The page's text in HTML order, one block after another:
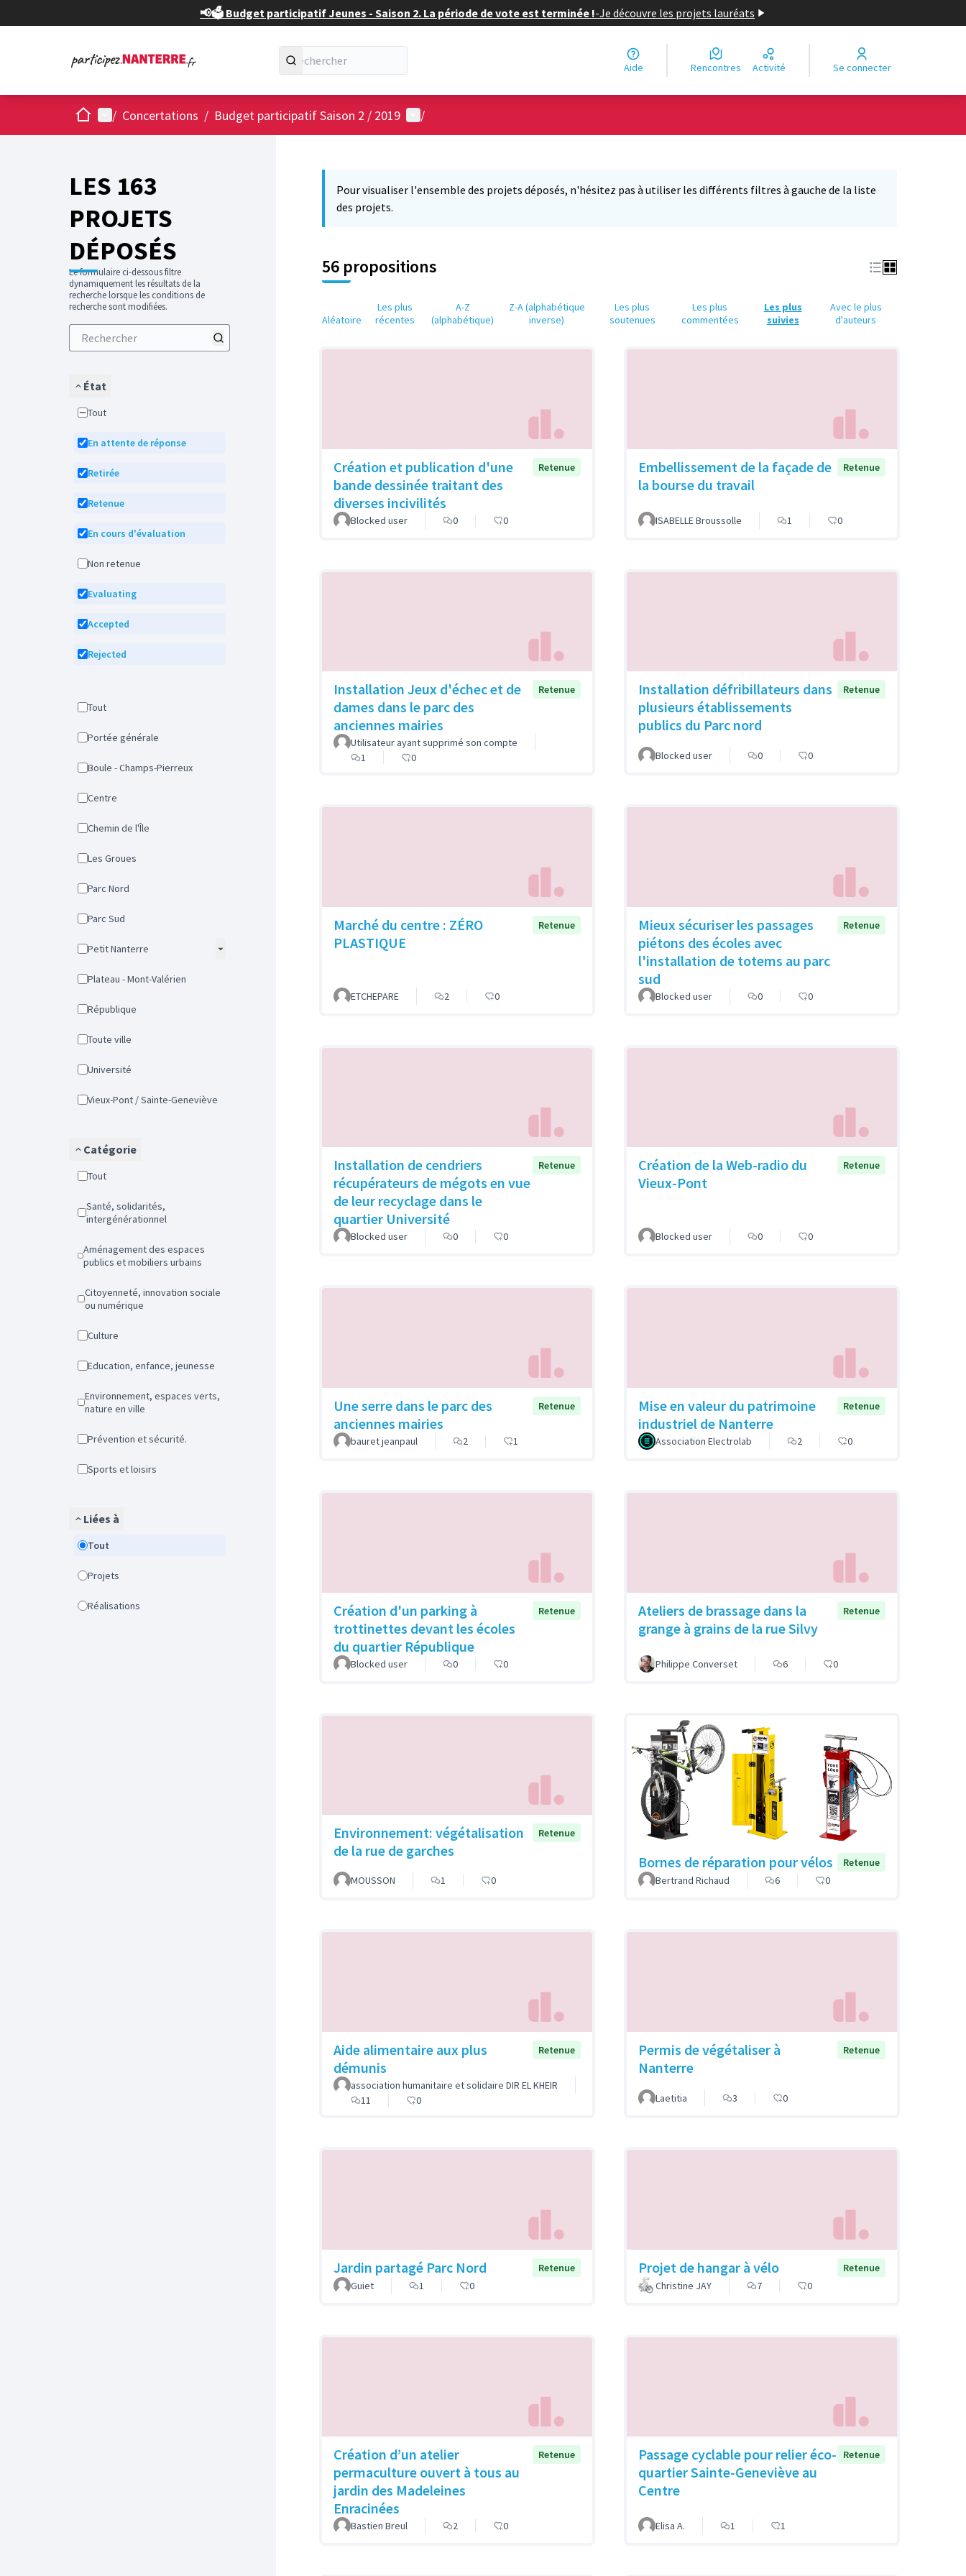
📢🗳️ Budget participatif Jeunes - Saison 2. La période de vote est terminée !-Je découvre les projets lauréats
Aide Rencontres Activité Se connecter
AccueilMenu principal
/ Concertations / Budget participatif Saison 2 / 2019 Menu utilisateur
/
LES 163
PROJETS
DÉPOSÉS
Le formulaire ci-dessous filtre
dynamiquement les résultats de la
recherche lorsque les conditions de
recherche sont modifiées.
État
Tout
En attente de réponse
Retirée
Retenue
En cours d'évaluation
Non retenue
Evaluating
Accepted
Rejected
Tout
Portée générale
Boule - Champs-Pierreux
Centre
Chemin de l'Île
Les Groues
Parc Nord
Parc Sud
Petit Nanterre
Plateau - Mont-Valérien
République
Toute ville
Université
Vieux-Pont / Sainte-Geneviève
Catégorie
Tout
Santé, solidarités,
intergénérationnel
Aménagement des espaces
publics et mobiliers urbains
Citoyenneté, innovation sociale
ou numérique
Culture
Education, enfance, jeunesse
Environnement, espaces verts,
nature en ville
Prévention et sécurité.
Sports et loisirs
Liées à
Tout
Projets
Réalisations
12
Pour visualiser l'ensemble des projets déposés, n'hésitez pas à utiliser les différents filtres à gauche de la liste
des projets.
56 propositions
Aléatoire
Les plus
récentes
A-Z
(alphabétique)
Z-A (alphabétique
inverse)
Les plus
soutenues
Les plus
commentées
Les plus
suivies
Avec le plus
d'auteurs
Création et publication d'une
bande dessinée traitant des
diverses incivilités
Retenue
Blocked user 0 0
Embellissement de la façade de
la bourse du travail
Retenue
ISABELLE Broussolle 1 0
Installation Jeux d'échec et de
dames dans le parc des
anciennes mairies
Retenue
Utilisateur ayant supprimé son compte
1
0
Installation défribillateurs dans
plusieurs établissements
publics du Parc nord
Retenue
Blocked user 0 0
Marché du centre : ZÉRO
PLASTIQUE
Retenue
ETCHEPARE 2 0
Mieux sécuriser les passages
piétons des écoles avec
l'installation de totems au parc
sud
Retenue
Blocked user 0 0
Installation de cendriers
récupérateurs de mégots en vue
de leur recyclage dans le
quartier Université
Retenue
Blocked user 0 0
Création de la Web-radio du
Vieux-Pont
Retenue
Blocked user 0 0
Une serre dans le parc des
anciennes mairies
Retenue
bauret jeanpaul 2 1
Mise en valeur du patrimoine
industriel de Nanterre
Retenue
Association Electrolab 2 0
Création d'un parking à
trottinettes devant les écoles
du quartier République
Retenue
Blocked user 0 0
Ateliers de brassage dans la
grange à grains de la rue Silvy
Retenue
Philippe Converset 6 0
Environnement: végétalisation
de la rue de garches
Retenue
MOUSSON 1 0
Bornes de réparation pour vélos
Retenue
Bertrand Richaud
6 0
Aide alimentaire aux plus
démunis
Retenue
association humanitaire et solidaire DIR EL KHEIR
11
0
Permis de végétaliser à
Nanterre
Retenue
Laetitia 3 0
Jardin partagé Parc Nord
Retenue
Guiet
1 0
Projet de hangar à vélo
Retenue
Christine JAY
7 0
Création d’un atelier
permaculture ouvert à tous au
jardin des Madeleines
Enracinées
Retenue
Bastien Breul 2 0
Passage cyclable pour relier éco-
quartier Sainte-Geneviève au
Centre
Retenue
Elisa A. 1 1